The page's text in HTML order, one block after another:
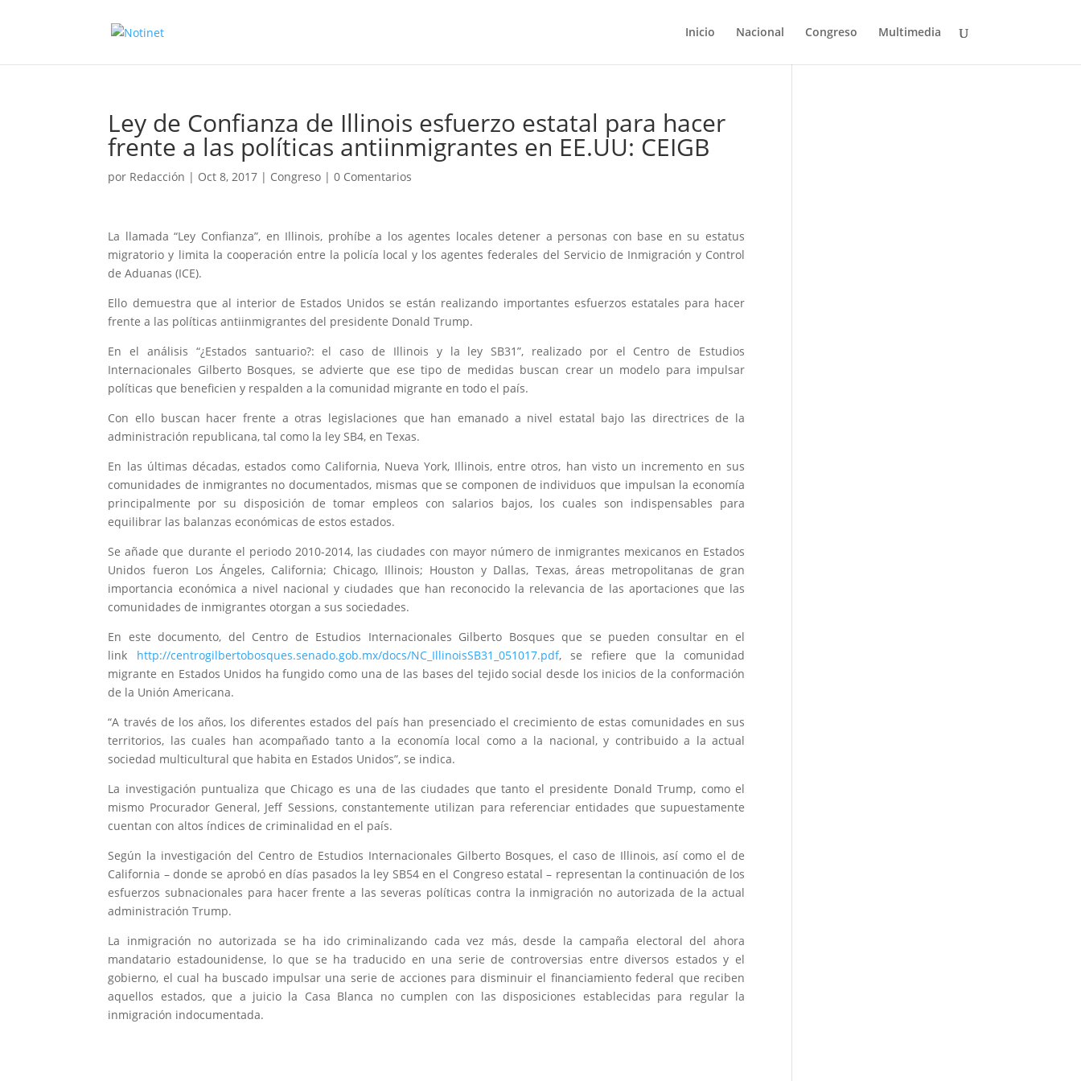
Inicio Nacional Congreso Multimedia
Ley de Confianza de Illinois esfuerzo estatal para hacer
frente a las políticas antiinmigrantes en EE.UU: CEIGB
por Redacción | Oct 8, 2017 | Congreso |0 Comentarios
La llamada “Ley Confianza”, en Illinois, prohíbe a los agentes locales detener a personas con base en su estatus
migratorio y limita la cooperación entre la policía local y los agentes federales del Servicio de Inmigración y Control
de Aduanas (ICE).
Ello demuestra que al interior de Estados Unidos se están realizando importantes esfuerzos estatales para hacer
frente a las políticas antiinmigrantes del presidente Donald Trump.
En el análisis “¿Estados santuario?: el caso de Illinois y la ley SB31”, realizado por el Centro de Estudios
Internacionales Gilberto Bosques, se advierte que ese tipo de medidas buscan crear un modelo para impulsar
políticas que beneficien y respalden a la comunidad migrante en todo el país.
Con ello buscan hacer frente a otras legislaciones que han emanado a nivel estatal bajo las directrices de la
administración republicana, tal como la ley SB4, en Texas.
En las últimas décadas, estados como California, Nueva York, Illinois, entre otros, han visto un incremento en sus
comunidades de inmigrantes no documentados, mismas que se componen de individuos que impulsan la economía
principalmente por su disposición de tomar empleos con salarios bajos, los cuales son indispensables para
equilibrar las balanzas económicas de estos estados.
Se añade que durante el periodo 2010-2014, las ciudades con mayor número de inmigrantes mexicanos en Estados
Unidos fueron Los Ángeles, California; Chicago, Illinois; Houston y Dallas, Texas, áreas metropolitanas de gran
importancia económica a nivel nacional y ciudades que han reconocido la relevancia de las aportaciones que las
comunidades de inmigrantes otorgan a sus sociedades.
En este documento, del Centro de Estudios Internacionales Gilberto Bosques que se pueden consultar en el
link http://centrogilbertobosques.senado.gob.mx/docs/NC_IllinoisSB31_051017.pdf, se refiere que la comunidad
migrante en Estados Unidos ha fungido como una de las bases del tejido social desde los inicios de la conformación
de la Unión Americana.
“A través de los años, los diferentes estados del país han presenciado el crecimiento de estas comunidades en sus
territorios, las cuales han acompañado tanto a la economía local como a la nacional, y contribuido a la actual
sociedad multicultural que habita en Estados Unidos”, se indica.
La investigación puntualiza que Chicago es una de las ciudades que tanto el presidente Donald Trump, como el
mismo Procurador General, Jeff Sessions, constantemente utilizan para referenciar entidades que supuestamente
cuentan con altos índices de criminalidad en el país.
Según la investigación del Centro de Estudios Internacionales Gilberto Bosques, el caso de Illinois, así como el de
California – donde se aprobó en días pasados la ley SB54 en el Congreso estatal – representan la continuación de los
esfuerzos subnacionales para hacer frente a las severas políticas contra la inmigración no autorizada de la actual
administración Trump.
La inmigración no autorizada se ha ido criminalizando cada vez más, desde la campaña electoral del ahora
mandatario estadounidense, lo que se ha traducido en una serie de controversias entre diversos estados y el
gobierno, el cual ha buscado impulsar una serie de acciones para disminuir el financiamiento federal que reciben
aquellos estados, que a juicio la Casa Blanca no cumplen con las disposiciones establecidas para regular la
inmigración indocumentada.